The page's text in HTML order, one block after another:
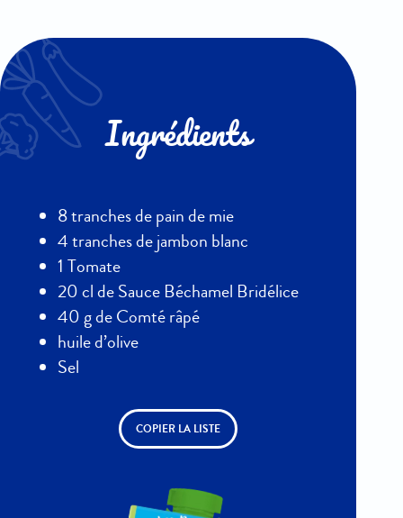
Ingrédients
8 tranches de pain de mie
4 tranches de jambon blanc
1 Tomate
20 cl de Sauce Béchamel Bridélice
40 g de Comté râpé
huile d’olive
Sel
COPIER LA LISTE